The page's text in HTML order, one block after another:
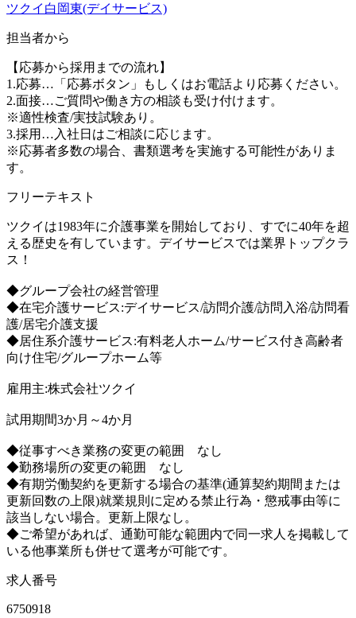
ツクイ白岡東(デイサービス)
担当者から
【応募から採用までの流れ】
1.応募…「応募ボタン」もしくはお電話より応募ください。
2.面接…ご質問や働き方の相談も受け付けます。
※適性検査/実技試験あり。
3.採用…入社日はご相談に応じます。
※応募者多数の場合、書類選考を実施する可能性がありま
す。
フリーテキスト
ツクイは1983年に介護事業を開始しており、すでに40年を超
える歴史を有しています。デイサービスでは業界トップクラ
ス！
◆グループ会社の経営管理
◆在宅介護サービス:デイサービス/訪問介護/訪問入浴/訪問看
護/居宅介護支援
◆居住系介護サービス:有料老人ホーム/サービス付き高齢者
向け住宅/グループホーム等
雇用主:株式会社ツクイ
試用期間3か月～4か月
◆従事すべき業務の変更の範囲 なし
◆勤務場所の変更の範囲 なし
◆有期労働契約を更新する場合の基準(通算契約期間または
更新回数の上限)就業規則に定める禁止行為・懲戒事由等に
該当しない場合。更新上限なし。
◆ご希望があれば、通勤可能な範囲内で同一求人を掲載して
いる他事業所も併せて選考が可能です。
求人番号
6750918